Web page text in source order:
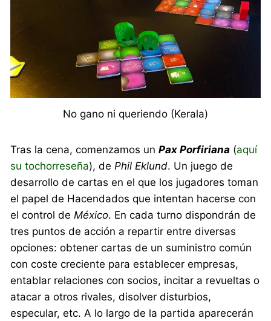
No gano ni queriendo (Kerala)
Tras la cena, comenzamos unPax Porfiriana (aquí
su tochorreseña), dePhil Eklund. Un juego de
desarrollo de cartas en el que los jugadores toman
el papel de Hacendados que intentan hacerse con
el control deMéxico. En cada turno dispondrán de
tres puntos de acción a repartir entre diversas
opciones: obtener cartas de un suministro común
con coste creciente para establecer empresas,
entablar relaciones con socios, incitar a revueltas o
atacar a otros rivales, disolver disturbios,
especular, etc. A lo largo de la partida aparecerán